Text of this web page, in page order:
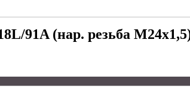
91A (нар. резьба